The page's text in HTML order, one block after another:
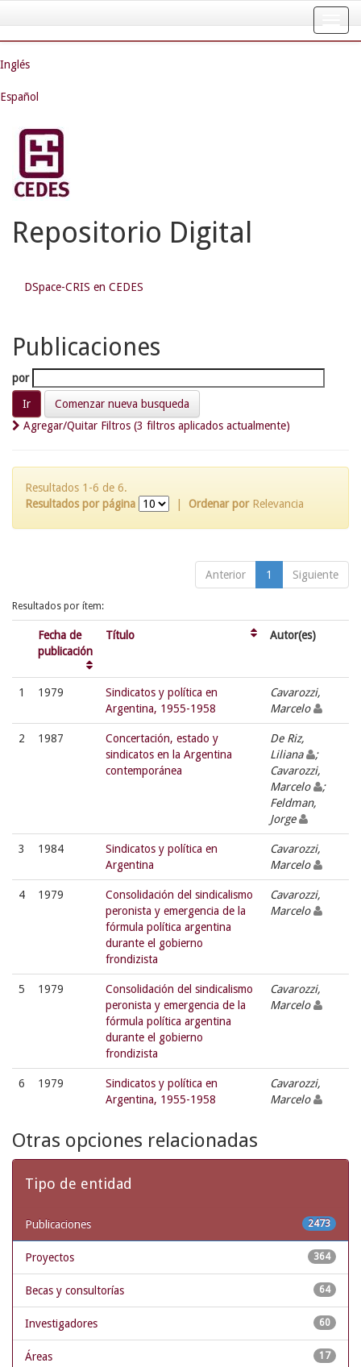
navigation
Inglés
Español
Repositorio Digital
DSpace-CRIS en CEDES
Publicaciones
por
Comenzar nueva busqueda
Agregar/Quitar Filtros (3 filtros aplicados actualmente)
Resultados 1-6 de 6.
Resultados por página
Ordenar por Relevancia
Anterior 1 Siguiente
Resultados por ítem:
Fecha de
publicación
Título Autor(es)
1 1979
Sindicatos y política en
Argentina, 1955-1958
Cavarozzi,
Marcelo
2 1987
Concertación, estado y
sindicatos en la Argentina
contemporánea
De Riz,
Liliana
;
Cavarozzi,
Marcelo
;
Feldman,
Jorge
3 1984
Sindicatos y política en
Argentina
Cavarozzi,
Marcelo
4 1979
Consolidación del sindicalismo
peronista y emergencia de la
fórmula política argentina
durante el gobierno
frondizista
Cavarozzi,
Marcelo
5 1979
Consolidación del sindicalismo
peronista y emergencia de la
fórmula política argentina
durante el gobierno
frondizista
Cavarozzi,
Marcelo
6 1979
Sindicatos y política en
Argentina, 1955-1958
Cavarozzi,
Marcelo
Otras opciones relacionadas
Tipo de entidad
2473
Publicaciones
364
Proyectos
64
Becas y consultorías
60
Investigadores
17
Áreas